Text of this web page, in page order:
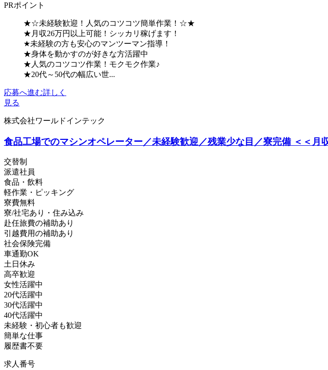
PRポイント
★☆未経験歓迎！人気のコツコツ簡単作業！☆★
★月収26万円以上可能！シッカリ稼げます！
★未経験の方も安心のマンツーマン指導！
★身体を動かすのが好きな方活躍中
★人気のコツコツ作業！モクモク作業♪
★20代～50代の幅広い世...
応募へ進む詳しく
見る
株式会社ワールドインテック
食品工場でのマシンオペレーター／未経験歓迎／残業少な目／寮完備 ＜＜月
交替制
派遣社員
食品・飲料
軽作業・ピッキング
寮費無料
寮/社宅あり・住み込み
赴任旅費の補助あり
引越費用の補助あり
社会保険完備
車通勤OK
土日休み
高卒歓迎
女性活躍中
20代活躍中
30代活躍中
40代活躍中
未経験・初心者も歓迎
簡単な仕事
履歴書不要
求人番号